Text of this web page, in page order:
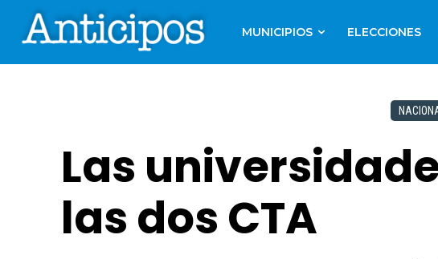
MUNICIPIOS ELECCIONES
Las
las dos CTA